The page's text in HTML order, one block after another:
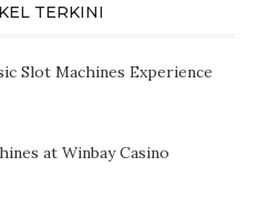
TERKINI
Slot Machines Experience
at Winbay Casino